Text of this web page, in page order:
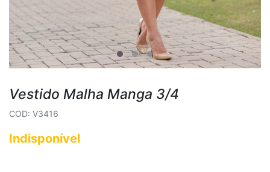
Vestido Malha Manga 3/4
COD: V3416
Indisponível